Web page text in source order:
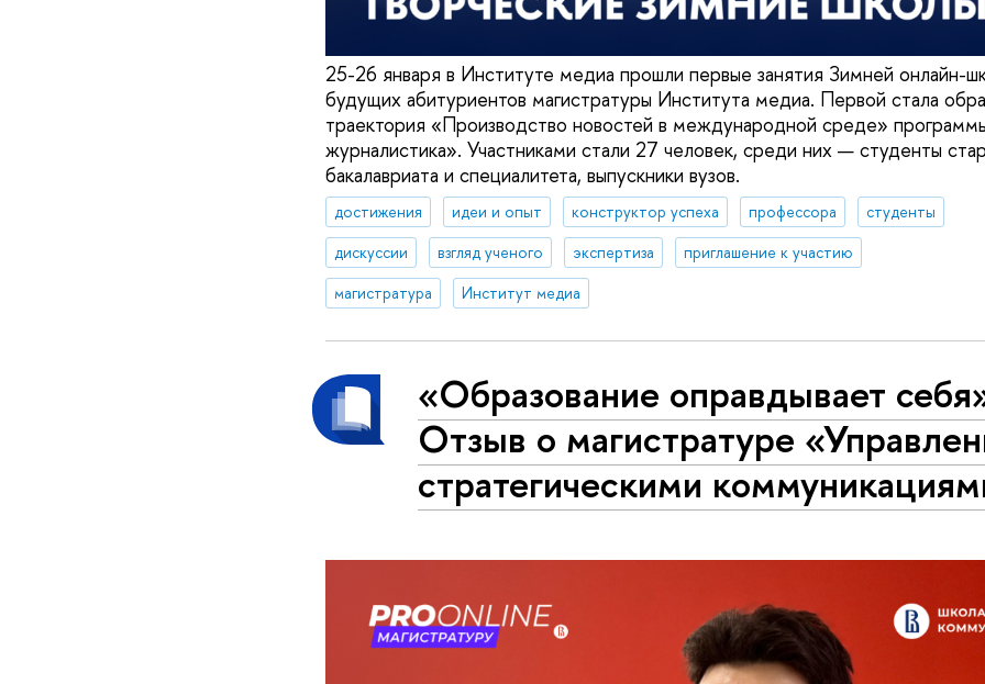
25-26 января в Институте медиа прошли первые занятия Зимней онлайн-
будущих абитуриентов магистратуры Института медиа. Первой стала
траектория «Производство новостей в международной среде»
журналистика». Участниками стали 27 человек, среди них — студенты
бакалавриата и специалитета, выпускники вузов.
достижения идеи и опыт конструктор успеха профессора
студенты
дискуссии
взгляд ученого экспертиза
приглашение к участию
магистратура
Институт медиа
«Образование оправдывает
Отзыв о магистратуре
стратегическими